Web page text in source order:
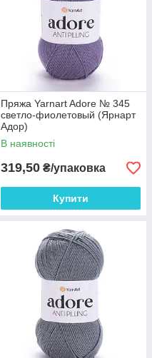
Пряжа Yarnart Adore № 345
светло-фиолетовый (Ярнарт
Адор)
В наявності
319,50 ₴/упаковка
Купити